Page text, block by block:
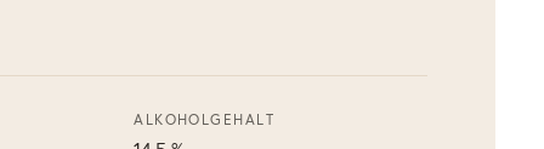
ALKOHOLGEHALT